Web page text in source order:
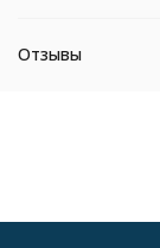
Отзывы